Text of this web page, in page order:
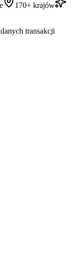
170+ krajów
transakcji